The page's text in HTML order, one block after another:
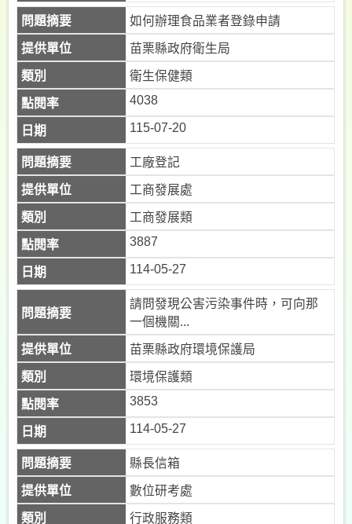
如何辦理食品業者登錄申請
苗栗縣政府衛生局
衛生保健類
4038
115-07-20
工廠登記
工商發展處
工商發展類
3887
114-05-27
請問發現公害污染事件時，可向那
一個機關...
苗栗縣政府環境保護局
環境保護類
3853
114-05-27
縣長信箱
數位研考處
行政服務類